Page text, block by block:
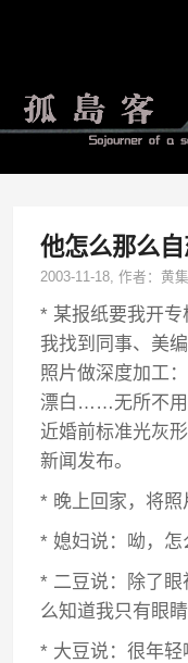
他怎么那么自
2003-11-18, 作者：黄
* 某报纸要我开专
我找到同事、美
照片做深度加工
漂白……无所不用
近婚前标准光灰
新闻发布。
* 晚上回家，将照
* 媳妇说：呦，怎
* 二豆说：除了
么知道我只有眼
* 大豆说：很年